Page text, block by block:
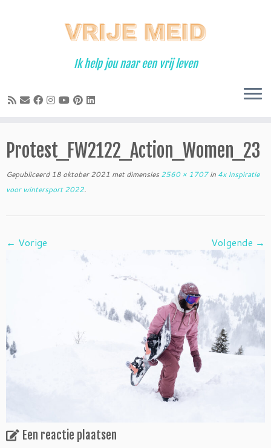
Ik help jou naar een vrij leven
Protest_FW2122_Action_Women_23
Gepubliceerd 18 oktober 2021 met dimensies 2560 × 1707in 4x Inspiratie
voor wintersport 2022.
← Vorige Volgende →
Een reactie plaatsen